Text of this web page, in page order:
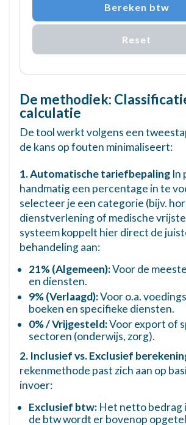
Alcoholische dranken
Sieraden & horloges
Gouden sieraden, horloges,
Software (fysieke drager)
Software op cd/dvd/usb.
Overige goederen (21%)
Alle andere goederen die niet
verlaagde tarief vallen.
GOEDEREN – VERLAAGD TARIEF
Voedingsmiddelen
Eten en niet-alcoholische dranken
menselijke consumptie.
Water (leidingwater)
Levering van leidingwater.
Geneesmiddelen
farmaceutische producten.
Medische hulpmiddelen
Prothesen, rolstoelen,
Bereken btw
Reset
De methodiek:
calculatie
De tool werkt volgens een
de kans op fouten minimaliseert:
1. Automatische tariefbepaling In
handmatig een percentage in te
selecteer je een categorie (bijv.
dienstverlening of medische
systeem koppelt hier direct de
behandeling aan:
21% (Algemeen):Voor de
en diensten.
9% (Verlaagd):Voor o.a.
boeken en specifieke diensten.
0% / Vrijgesteld:Voor export of
sectoren (onderwijs, zorg).
2. Inclusief vs. Exclusief
rekenmethode past zich aan op
invoer:
Exclusief btw: Het netto bedrag
de btw wordt er bovenop